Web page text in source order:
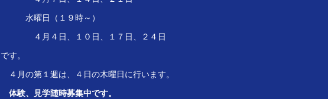
水曜日（１９時～）
４月４日、１０日、１７日、２４日
です。
４月の第１週は、４日の木曜日に行います。
体験、見学随時募集中です。